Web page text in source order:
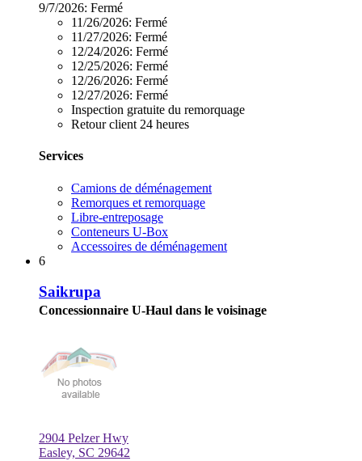
9/7/2026: Fermé
11/26/2026: Fermé
11/27/2026: Fermé
12/24/2026: Fermé
12/25/2026: Fermé
12/26/2026: Fermé
12/27/2026: Fermé
Inspection gratuite du remorquage
Retour client 24 heures
Services
Camions de déménagement
Remorques et remorquage
Libre-entreposage
Conteneurs U-Box
Accessoires de déménagement
6
Saikrupa
Concessionnaire U-Haul dans le voisinage
2904 Pelzer Hwy
Easley, SC 29642